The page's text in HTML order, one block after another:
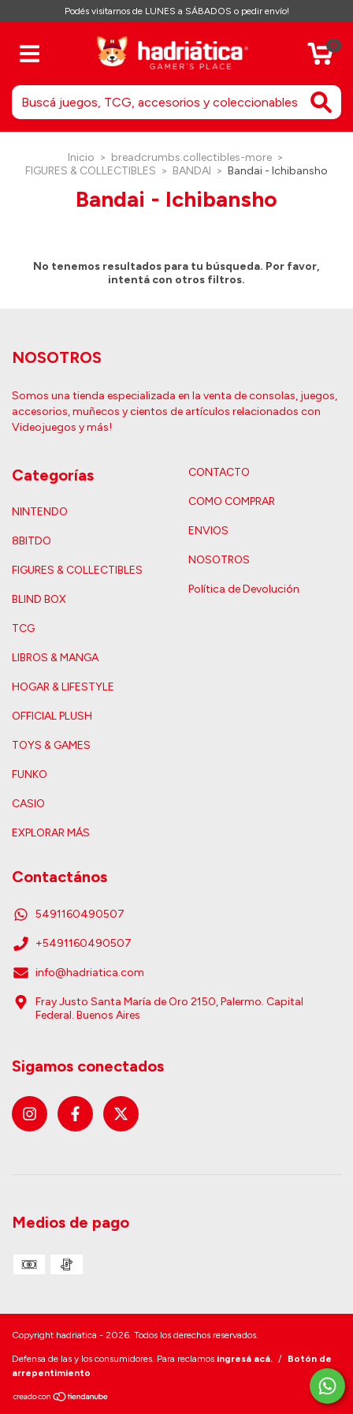
Podés visitarnos de LUNES a SÁBADOS o pedir envío!
0
Inicio > breadcrumbs.collectibles-more >
FIGURES & COLLECTIBLES > BANDAI > Bandai - Ichibansho
Bandai - Ichibansho
No tenemos resultados para tu búsqueda. Por favor,
intentá con otros filtros.
NOSOTROS
Somos una tienda especializada en la venta de consolas, juegos,
accesorios, muñecos y cientos de artículos relacionados con
Videojuegos y más!
Categorías
NINTENDO
8BITDO
FIGURES & COLLECTIBLES
BLIND BOX
TCG
LIBROS & MANGA
HOGAR & LIFESTYLE
OFFICIAL PLUSH
TOYS & GAMES
FUNKO
CASIO
EXPLORAR MÁS
CONTACTO
COMO COMPRAR
ENVIOS
NOSOTROS
Política de Devolución
Contactános
5491160490507
+5491160490507
info@hadriatica.com
Fray Justo Santa María de Oro 2150, Palermo. Capital
Federal. Buenos Aires
Sigamos conectados
Medios de pago
Copyright hadriatica - 2026. Todos los derechos reservados.
Defensa de las y los consumidores. Para reclamos ingresá acá. / Botón de
arrepentimiento